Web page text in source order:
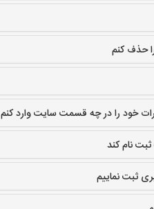
حذف کنم
خود را در چه قسمت سایت وارد کنم
نام کند
ثبت نماییم